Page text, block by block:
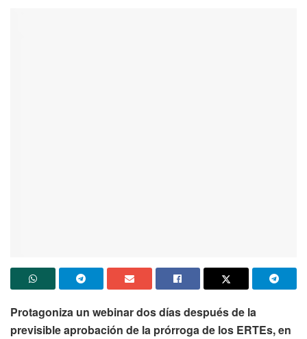
Protagoniza un webinar dos días después de la
previsible aprobación de la prórroga de los ERTEs, en